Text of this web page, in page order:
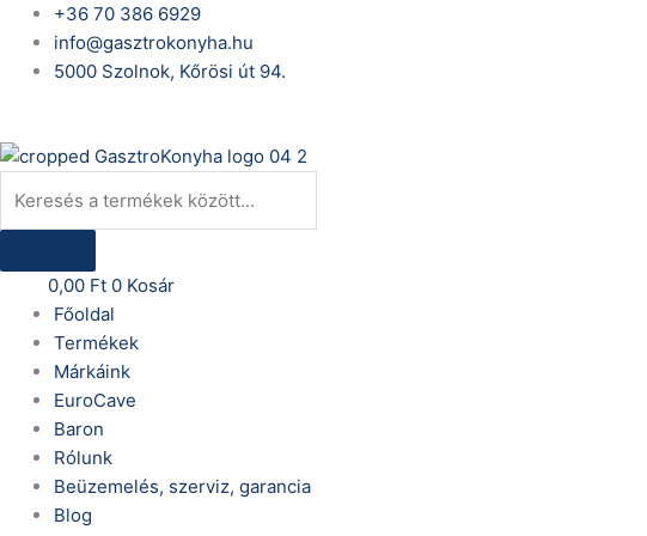
Skip
content
+36 70 386 6929
info@gasztrokonyha.hu
5000 Szolnok, Kőrösi út 94.
Products
search
0,00 Ft 0 Kosár
Főoldal
Termékek
Márkáink
EuroCave
Baron
Rólunk
Beüzemelés, szerviz, garancia
Blog